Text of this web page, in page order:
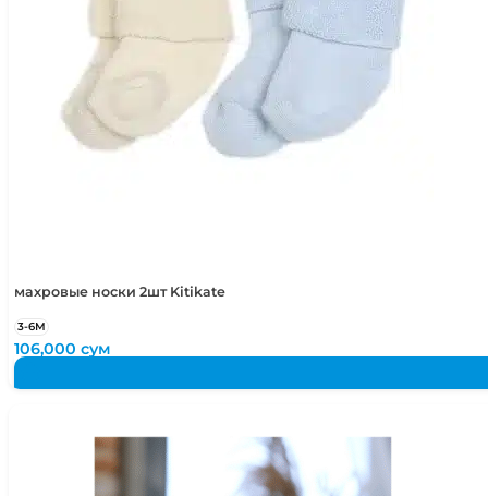
махровые носки 2шт Kitikate
3-6М
106,000сум